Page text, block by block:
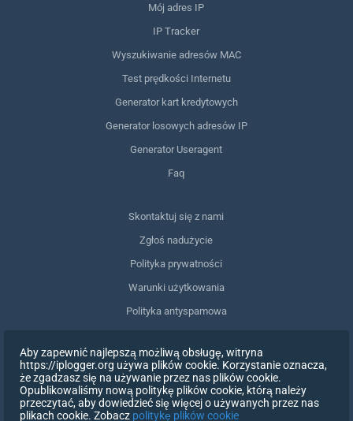
Mój adres IP
IP Tracker
Wyszukiwanie adresów MAC
Test prędkości Internetu
Generator kart kredytowych
Generator losowych adresów IP
Generator Useragent
Faq
Skontaktuj się z nami
Zgłoś nadużycie
Polityka prywatności
Warunki użytkowania
Polityka antyspamowa
Usuń moje dane
Wycofanie zgody
Aby zapewnić najlepszą możliwą obsługę, witryna
https://iplogger.org używa plików cookie. Korzystanie oznacza,
że zgadzasz się na używanie przez nas plików cookie.
Opublikowaliśmy nową politykę plików cookie, którą należy
przeczytać, aby dowiedzieć się więcej o używanych przez nas
plikach cookie. Zobacz politykę plików cookie